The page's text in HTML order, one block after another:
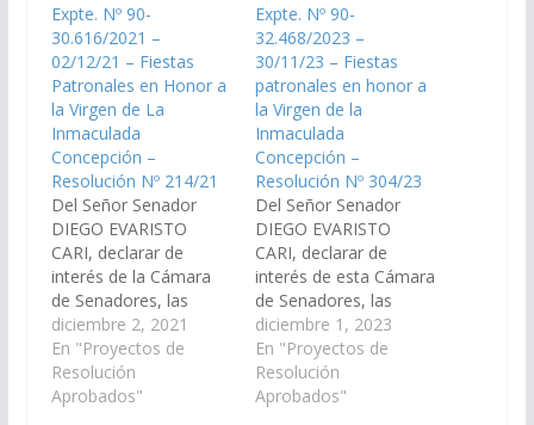
Expte. Nº 90-
30.616/2021 –
02/12/21 – Fiestas
Patronales en Honor a
la Virgen de La
Inmaculada
Concepción –
Resolución Nº 214/21
Del Señor Senador
DIEGO EVARISTO
CARI, declarar de
interés de la Cámara
de Senadores, las
FIESTAS PATRONALES
en Honor a la Virgen
de La Inmaculada
Concepción, a
diciembre 2, 2021
En "Proyectos de
Resolución
Aprobados"
Expte. Nº 90-
32.468/2023 –
30/11/23 – Fiestas
patronales en honor a
la Virgen de la
Inmaculada
Concepción –
Resolución Nº 304/23
Del Señor Senador
DIEGO EVARISTO
CARI, declarar de
interés de esta Cámara
de Senadores, las
fiestas patronales en
honor a la Virgen de la
Inmaculada
Concepción, a
diciembre 1, 2023
En "Proyectos de
Resolución
Aprobados"